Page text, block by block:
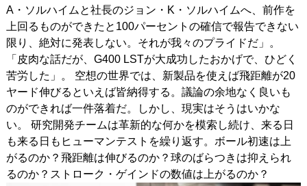
A・ソルハイムと社長のジョン・K・ソルハイムへ、前作を
上回るものができたと100パーセントの確信で報告できない
限り、絶対に発表しない。それが我々のプライドだ」。
「皮肉な話だが、G400 LSTが大成功したおかげで、ひどく
苦労した」。 空想の世界では、新製品を使えば飛距離が20
ヤード伸びるといえば皆納得する。議論の余地なく良いも
のができれば一件落着だ。しかし、現実はそうはいかな
い。 研究開発チームは革新的な何かを模索し続け、来る日
も来る日もヒューマンテストを繰り返す。ボール初速は上
がるのか？飛距離は伸びるのか？球のばらつきは抑えられ
るのか？ストローク・ゲインドの数値は上がるのか？